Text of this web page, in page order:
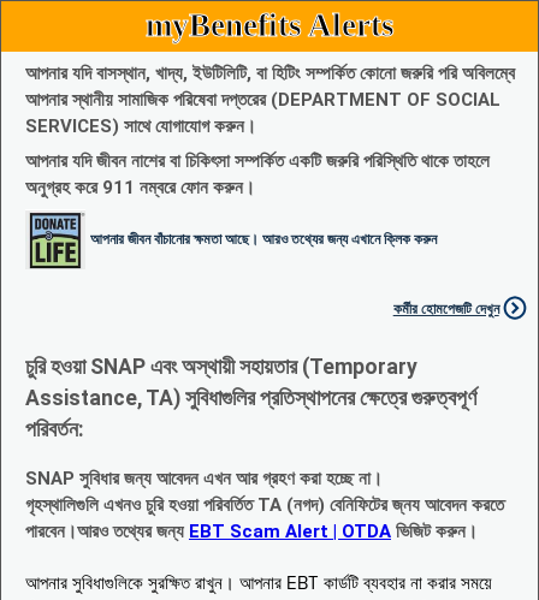
myBenefits Alerts
আপনার যদি বাসস্থান, খাদ্য, ইউটিলিটি, বা হিটিং সম্পর্কিত কোনো জরুরি পরি অবিলম্বে
আপনার স্থানীয় সামাজিক পরিষেবা দপ্তরের (DEPARTMENT OF SOCIAL
SERVICES) সাথে যোগাযোগ করুন।
আপনার যদি জীবন নাশের বা চিকিৎসা সম্পর্কিত একটি জরুরি পরিস্থিতি থাকে তাহলে
অনুগ্রহ করে 911 নম্বরে ফোন করুন।
আপনার জীবন বাঁচানোর ক্ষমতা আছে। আরও তথ্যের জন্য এখানে ক্লিক করুন
কর্মীর হোমপেজটি দেখুন
চুরি হওয়া SNAP এবং অস্থায়ী সহায়তার (Temporary
Assistance, TA) সুবিধাগুলির প্রতিস্থাপনের ক্ষেত্রে গুরুত্বপূর্ণ
পরিবর্তন:
SNAP সুবিধার জন্য আবেদন এখন আর গ্রহণ করা হচ্ছে না।
গৃহস্থালিগুলি এখনও চুরি হওয়া পরিবর্তিত TA (নগদ) বেনিফিটের জ্নয আবেদন করতে
পারবেন।আরও তথ্যের জন্য EBT Scam Alert | OTDA ভিজিট করুন।
আপনার সুবিধাগুলিকে সুরক্ষিত রাখুন। আপনার EBT কার্ডটি ব্যবহার না করার সময়ে